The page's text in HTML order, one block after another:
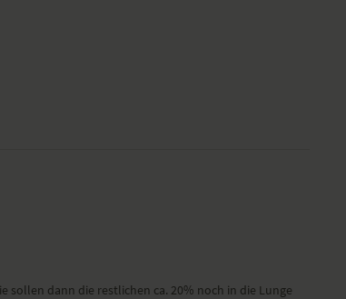
sollen dann die restlichen ca. 20% noch in die Lunge